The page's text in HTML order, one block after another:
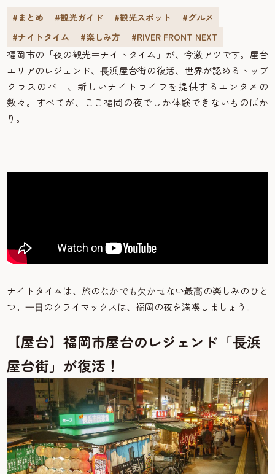
#まとめ #観光ガイド #観光スポット
#グルメ
#ナイトタイム
#楽しみ方 #RIVER FRONT NEXT
福岡市の「夜の観光＝ナイトタイム」が、今激アツです。屋台
エリアのレジェンド、⻑浜屋台街の復活、世界が認めるトップ
クラスのバー、新しいナイトライフを提供するエンタメの
数々。すべてが、ここ福岡の夜でしか体験できないものばか
り。
ナイトタイムは、旅のなかでも⽋かせない最⾼の楽しみのひと
つ。⼀⽇のクライマックスは、福岡の夜を満喫しましょう。
【屋台】福岡市屋台のレジェンド「⻑浜
屋台街」が復活！